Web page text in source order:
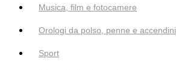
Musica, film e fotocamere
Orologi da polso, penne e accendini
Sport